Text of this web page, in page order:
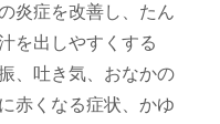
炎症を改善し、たん
を出しやすくする
、吐き気、おなかの
赤くなる症状、かゆ